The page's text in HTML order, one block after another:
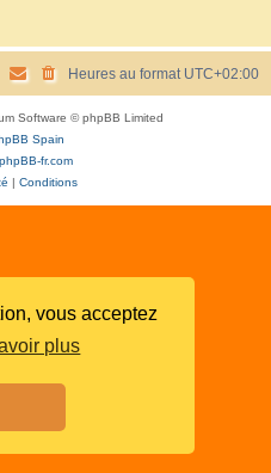
vous acceptez
plus
Heures au format UTC+02:00
Software © phpBB Limited
Spain
phpBB-fr.com
Conditions